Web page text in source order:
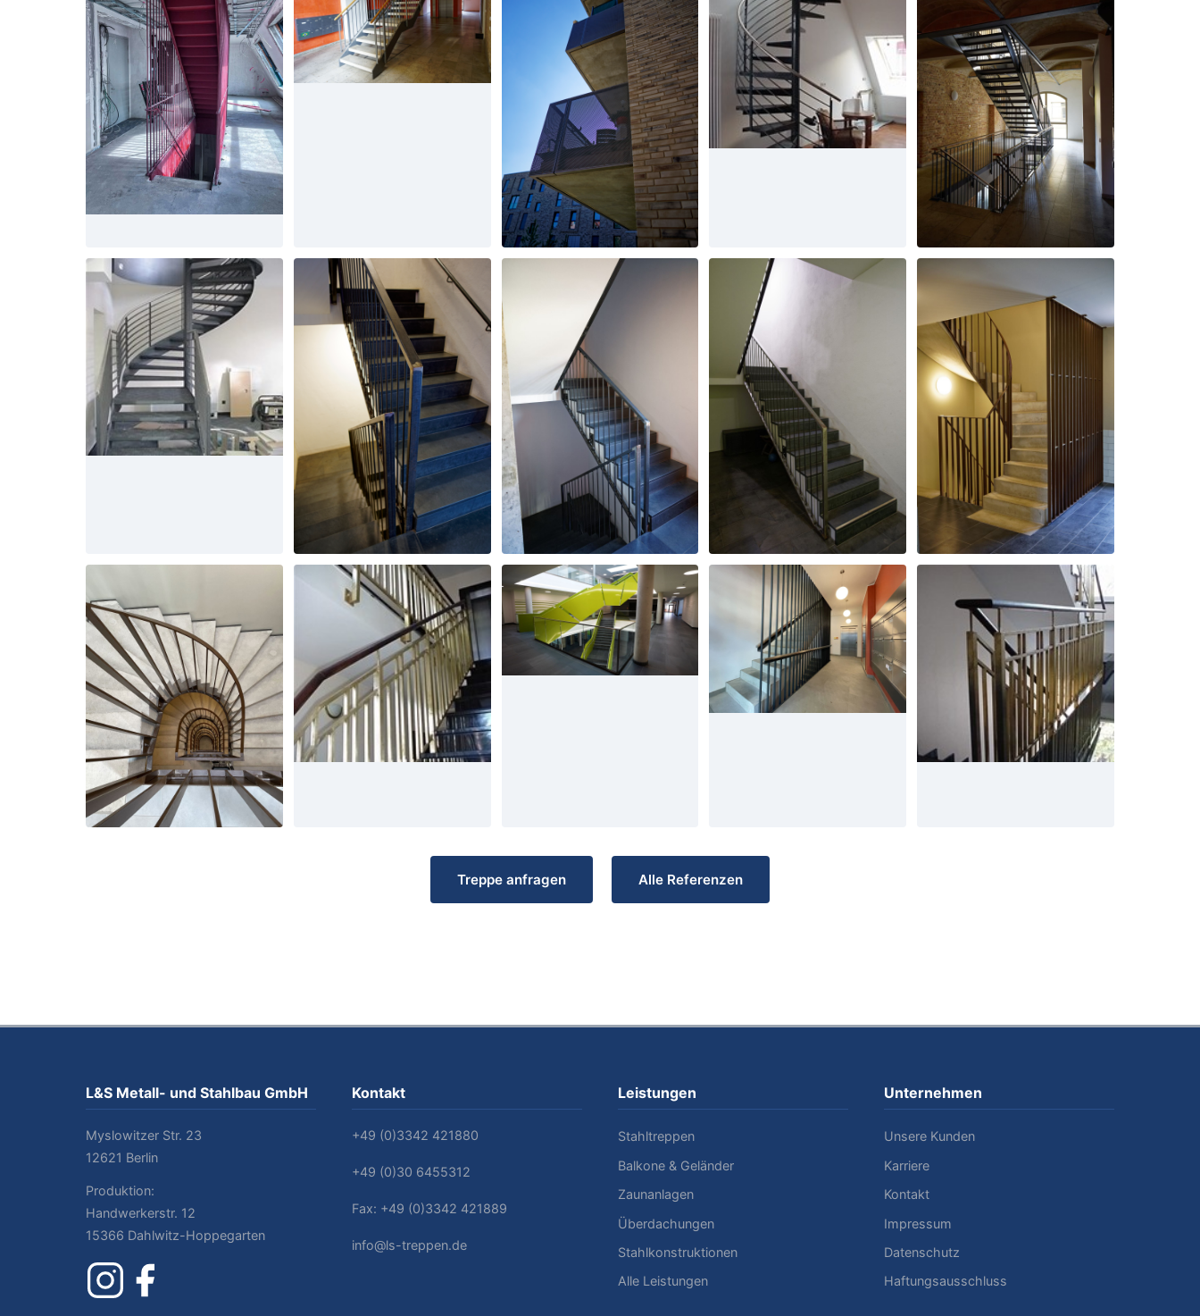
Treppe anfragen Alle Referenzen
L&S Metall- und Stahlbau GmbH
Myslowitzer Str. 23
12621 Berlin
Produktion:
Handwerkerstr. 12
15366 Dahlwitz-Hoppegarten
Kontakt
+49 (0)3342 421880
+49 (0)30 6455312
Fax: +49 (0)3342 421889
info@ls-treppen.de
Leistungen
Stahltreppen
Balkone & Geländer
Zaunanlagen
Überdachungen
Stahlkonstruktionen
Alle Leistungen
Unternehmen
Unsere Kunden
Karriere
Kontakt
Impressum
Datenschutz
Haftungsausschluss